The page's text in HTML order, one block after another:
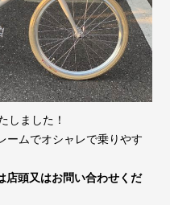
しました！
ームでオシャレで乗りやす
店頭又はお問い合わせくだ